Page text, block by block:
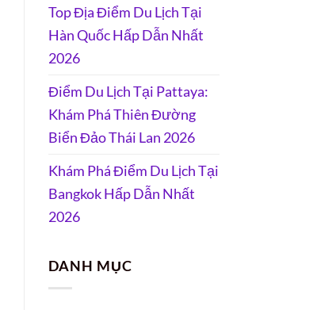
Top Địa Điểm Du Lịch Tại
Hàn Quốc Hấp Dẫn Nhất
2026
Điểm Du Lịch Tại Pattaya:
Khám Phá Thiên Đường
Biển Đảo Thái Lan 2026
Khám Phá Điểm Du Lịch Tại
Bangkok Hấp Dẫn Nhất
2026
DANH MỤC